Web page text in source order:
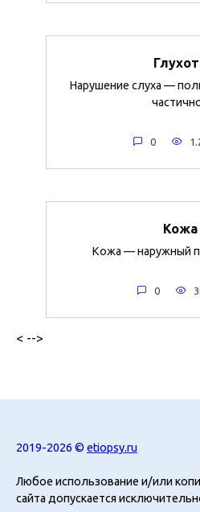
Нарушение слуха —
0
Кожа
Кожа — наружный
0
< -->
2019-2026 © etiopsy.ru
Любое использование и/или
сайта допускается